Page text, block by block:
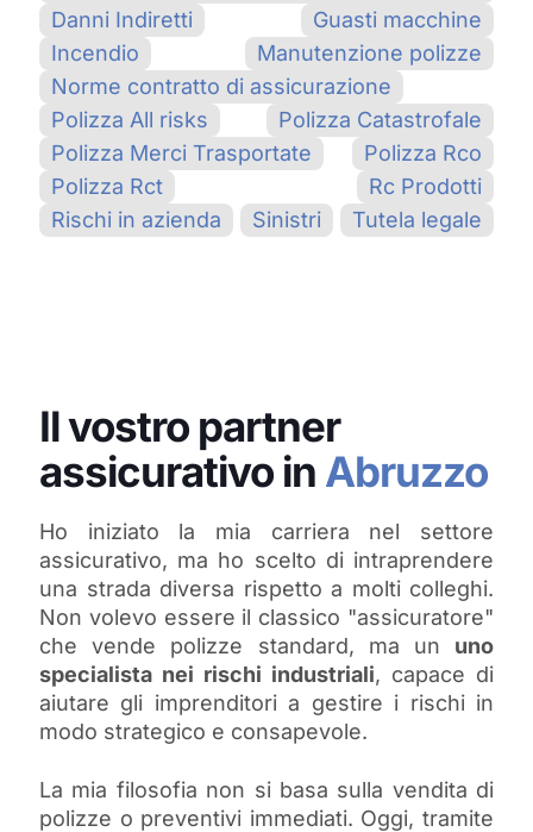
Danni Indiretti
Guasti macchine
Incendio
Manutenzione polizze
Norme contratto di assicurazione
Polizza All risks
Polizza Catastrofale
Polizza Merci Trasportate
Polizza Rco
Polizza Rct
Rc Prodotti
Rischi in azienda
Sinistri Tutela legale
Il vostro partner
assicurativo in Abruzzo
Ho iniziato la mia carriera nel settore
assicurativo, ma ho scelto di intraprendere
una strada diversa rispetto a molti colleghi.
Non volevo essere il classico "assicuratore"
che vende polizze standard, ma un uno
specialista nei rischi industriali, capace di
aiutare gli imprenditori a gestire i rischi in
modo strategico e consapevole.
La mia filosofia non si basa sulla vendita di
polizze o preventivi immediati. Oggi, tramite